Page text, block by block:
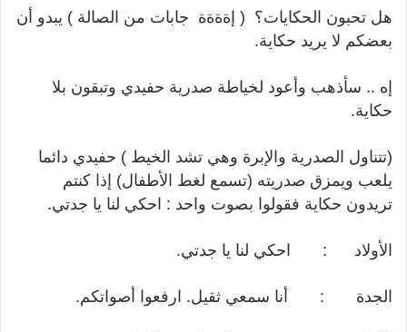
هل تحبون الحكايات؟ ( إةةةة جابات من الصالة ) يبدو أن
بعضكم لا يريد حكاية.
إه .. سأذهب وأعود لخياطة صدرية حفيدي وتبقون بلا
حكاية.
(تتناول الصدرية والإبرة وهي تشد الخيط ) حفيدي دائما
يلعب ويمزق صدريته (تسمع لغط الأطفال) إذا كنتم
تريدون حكاية فقولوا بصوت واحد : احكي لنا يا جدتي.
الأولاد : احكي لنا يا جدتي.
الجدة : أنا سمعي ثقيل. ارفعوا أصواتكم.